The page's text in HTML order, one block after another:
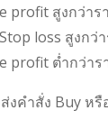
profit สูงกว่าร
loss สูงกว่
profit ต่ำกว่าร
คำสั่ง Buy หรื